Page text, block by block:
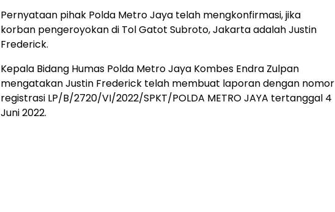
Pernyataan pihak Polda Metro Jaya telah mengkonfirmasi, jika
korban pengeroyokan di Tol Gatot Subroto, Jakarta adalah Justin
Frederick.
Kepala Bidang Humas Polda Metro Jaya Kombes Endra Zulpan
mengatakan Justin Frederick telah membuat laporan dengan nomor
registrasi LP/B/2720/VI/2022/SPKT/POLDA METRO JAYA tertanggal 4
Juni 2022.